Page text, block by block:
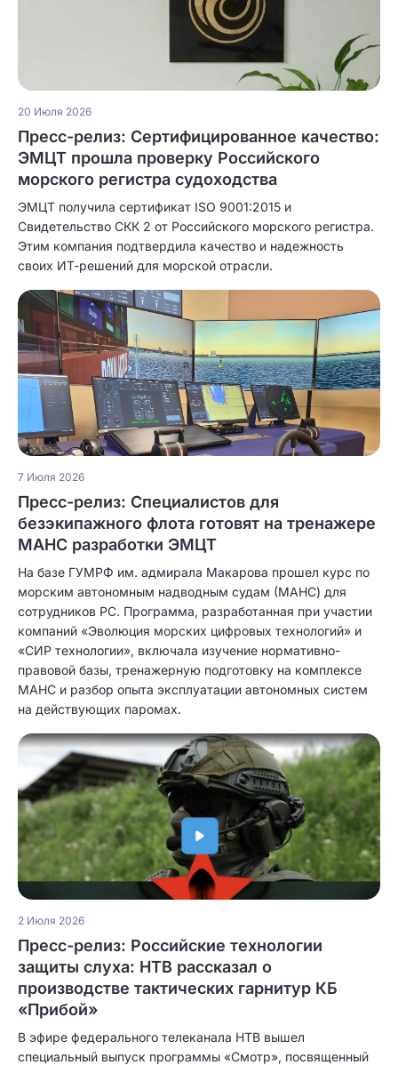
20 Июля 2026
Пресс-релиз: Сертифицированное качество:
ЭМЦТ прошла проверку Российского
морского регистра судоходства
ЭМЦТ получила сертификат ISO 9001:2015 и
Свидетельство СКК 2 от Российского морского регистра.
Этим компания подтвердила качество и надежность
своих ИТ-решений для морской отрасли.
7 Июля 2026
Пресс-релиз: Специалистов для
безэкипажного флота готовят на тренажере
МАНС разработки ЭМЦТ
На базе ГУМРФ им. адмирала Макарова прошел курс по
морским автономным надводным судам (МАНС) для
сотрудников РС. Программа, разработанная при участии
компаний «Эволюция морских цифровых технологий» и
«СИР технологии», включала изучение нормативно-
правовой базы, тренажерную подготовку на комплексе
МАНС и разбор опыта эксплуатации автономных систем
на действующих паромах.
2 Июля 2026
Пресс-релиз: Российские технологии
защиты слуха: НТВ рассказал о
производстве тактических гарнитур КБ
«Прибой»
В эфире федерального телеканала НТВ вышел
специальный выпуск программы «Смотр», посвященный